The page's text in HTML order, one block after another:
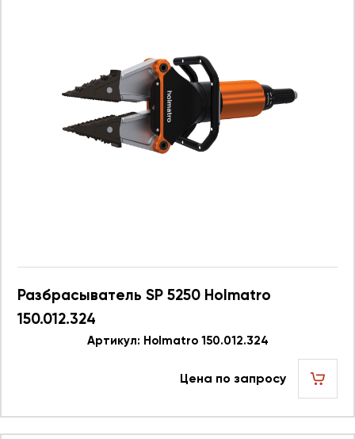
Разбрасыватель SP 5250 Holmatro
150.012.324
Артикул: Holmatro 150.012.324
Цена по запросу